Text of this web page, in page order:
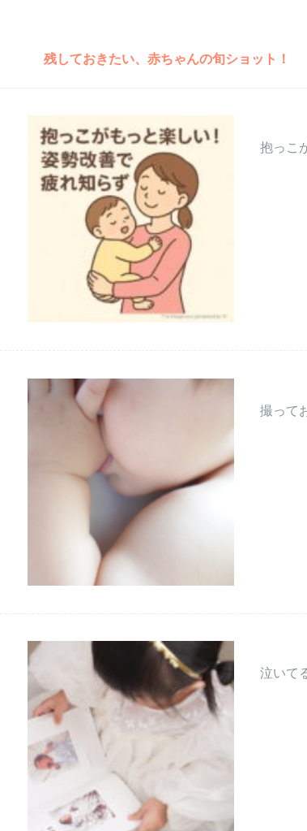
残しておきたい、赤ちゃんの旬ショット！
抱っこ
撮って
泣いて